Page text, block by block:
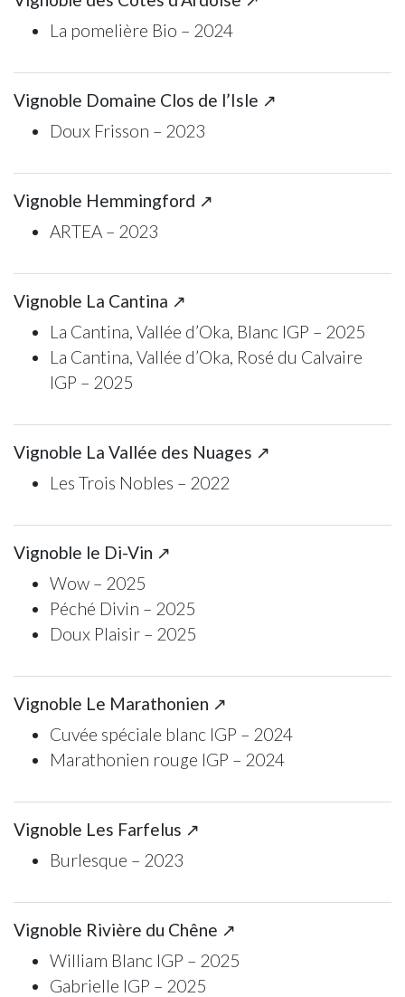
La pomelière Bio – 2024
Vignoble Domaine Clos de l’Isle ↗
Doux Frisson – 2023
Vignoble Hemmingford ↗
ARTEA – 2023
Vignoble La Cantina ↗
La Cantina, Vallée d’Oka, Blanc IGP – 2025
La Cantina, Vallée d’Oka, Rosé du Calvaire
IGP – 2025
Vignoble La Vallée des Nuages ↗
Les Trois Nobles – 2022
Vignoble le Di-Vin ↗
Wow – 2025
Péché Divin – 2025
Doux Plaisir – 2025
Vignoble Le Marathonien ↗
Cuvée spéciale blanc IGP – 2024
Marathonien rouge IGP – 2024
Vignoble Les Farfelus ↗
Burlesque – 2023
Vignoble Rivière du Chêne ↗
William Blanc IGP – 2025
Gabrielle IGP – 2025